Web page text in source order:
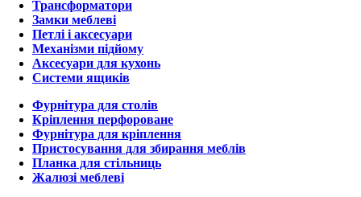
Трансформатори
Замки меблеві
Петлі і аксесуари
Механізми підйому
Аксесуари для кухонь
Системи ящиків
Фурнітура для столів
Кріплення перфороване
Фурнітура для кріплення
Пристосування для збирання меблів
Планка для стільниць
Жалюзі меблеві